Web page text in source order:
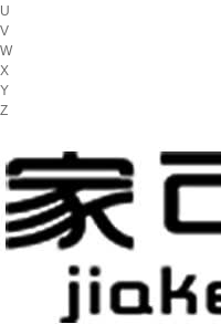
U
V
W
X
Y
Z